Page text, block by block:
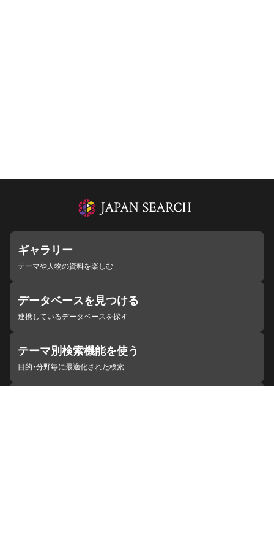
ギャラリー
テーマや人物の資料を楽しむ
データベースを見つける
連携しているデータベースを探す
テーマ別検索機能を使う
目的・分野毎に最適化された検索